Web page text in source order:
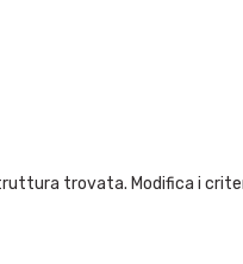
trovata. Modifica i